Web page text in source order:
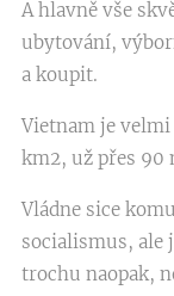
A hlavně vše
ubytování,
a koupit.
Vietnam je velmi
km2, už přes 90
Vládne sice
socialismus, ale
trochu naopak,